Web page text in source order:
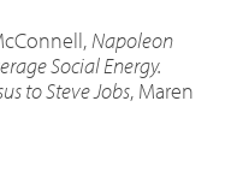
Napoleon
Social Energy.
to Steve Jobs, Maren